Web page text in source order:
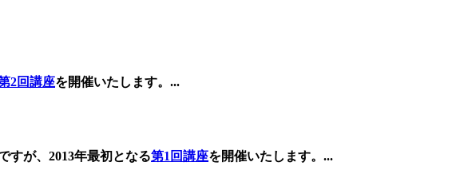
2回講座を開催いたします。 ...
すが、2013年最初となる第1回講座を開催いたします。 ...